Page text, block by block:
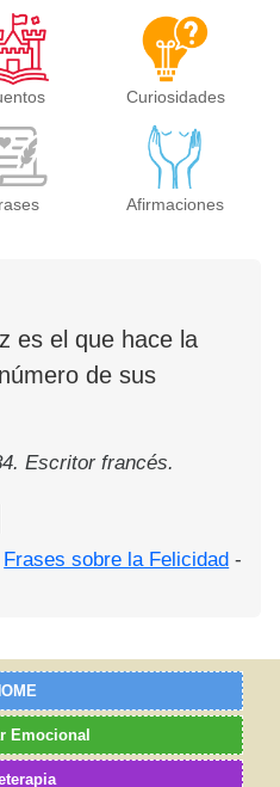
Curiosidades
Afirmaciones
es el que hace la
de sus
Escritor francés.
Frases sobre la Felicidad -
Emocional